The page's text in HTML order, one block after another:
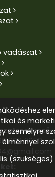
vadászat
604 9659
és
személyre
(szükséges)